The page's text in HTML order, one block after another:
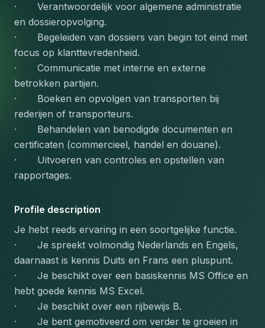
·       Verantwoordelijk voor algemene administratie
en dossieropvolging.
·       Begeleiden van dossiers van begin tot eind met
focus op klanttevredenheid.
·       Communicatie met interne en externe
betrokken partijen.
·       Boeken en opvolgen van transporten bij
rederijen of transporteurs.
·       Behandelen van benodigde documenten en
certificaten (commercieel, handel en douane).
·       Uitvoeren van controles en opstellen van
rapportages.
Profile description
Je hebt reeds ervaring in een soortgelijke functie.
·       Je spreekt volmondig Nederlands en Engels,
daarnaast is kennis Duits en Frans een pluspunt.
·       Je beschikt over een basiskennis MS Office en
hebt goede kennis MS Excel.
·       Je beschikt over een rijbewijs B.
·       Je bent gemotiveerd om verder te groeien in